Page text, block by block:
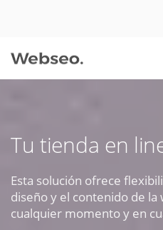
Tu tienda en
Esta solución ofrece
diseño y el contenido de
cualquier momento y en
09:30 AM A